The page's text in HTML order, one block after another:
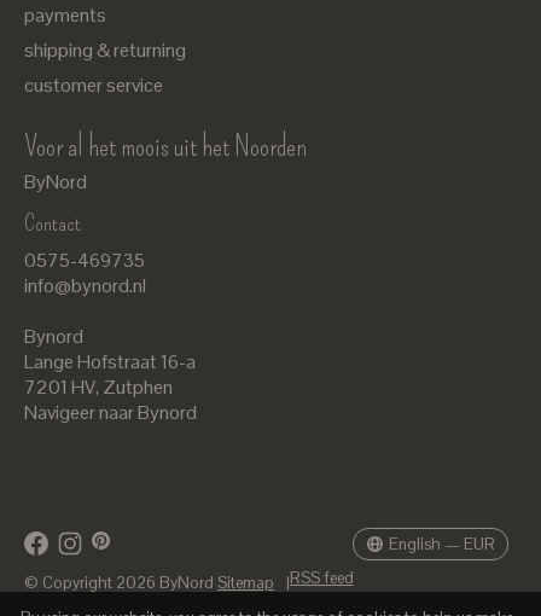
payments
shipping & returning
customer service
Voor al het moois uit het Noorden
ByNord
Contact
0575-469735
info@bynord.nl
Bynord
Lange Hofstraat 16-a
7201 HV, Zutphen
Navigeer naar Bynord
© Copyright 2026 ByNord Sitemap |RSS feed
English — EUR